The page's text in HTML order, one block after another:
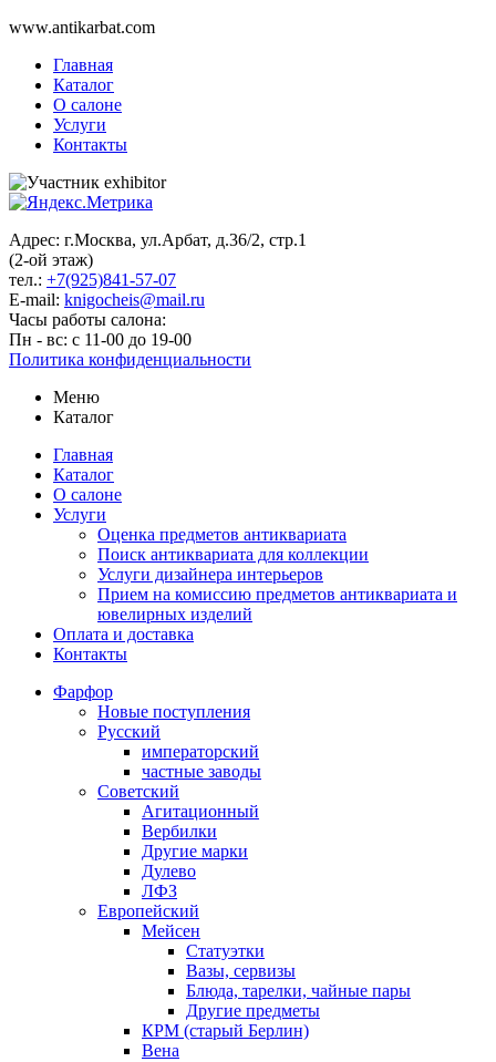
www.antikarbat.com
Главная
Каталог
О салоне
Услуги
Контакты
Адрес: г.Москва, ул.Арбат, д.36/2, стр.1
(2-ой этаж)
тел.: +7(925)841-57-07
E-mail: knigocheis@mail.ru
Часы работы салона:
Пн - вс: с 11-00 до 19-00
Политика конфиденциальности
Меню
Каталог
Главная
Каталог
О салоне
Услуги
Оценка предметов антиквариата
Поиск антиквариата для коллекции
Услуги дизайнера интерьеров
Прием на комиссию предметов антиквариата и
ювелирных изделий
Оплата и доставка
Контакты
Фарфор
Новые поступления
Русский
императорский
частные заводы
Советский
Агитационный
Вербилки
Другие марки
Дулево
ЛФЗ
Европейский
Мейсен
Статуэтки
Вазы, сервизы
Блюда, тарелки, чайные пары
Другие предметы
КРМ (старый Берлин)
Вена